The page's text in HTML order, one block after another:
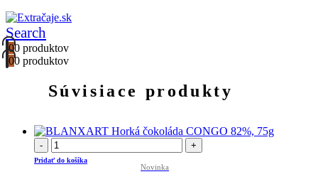
Search
00 produktov
00 produktov
Súvisiace produkty
- +
Pridať do košíka
Novinka